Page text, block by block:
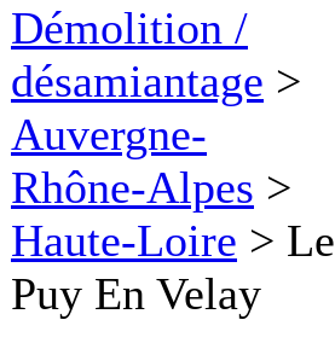
Démolition /
désamiantage >
Auvergne-
Rhône-Alpes >
Haute-Loire > Le
Puy En Velay